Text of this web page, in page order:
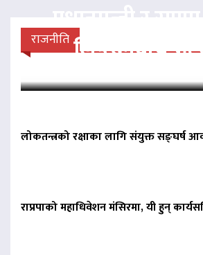
राजनीति
प्रधानमन्त्री र
लिङदेनबीच
लोकतन्त्रको रक्षाका लागि संयुक्त सङ्घर्ष
राप्रपाको महाधिवेशन मंसिरमा, यी हुन्